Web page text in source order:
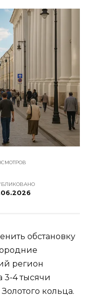
обстановку
регион
3-4 тысячи
кольца.